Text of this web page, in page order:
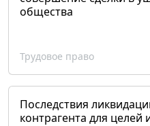
общества
Трудовое право
Последствия
контрагента для целей